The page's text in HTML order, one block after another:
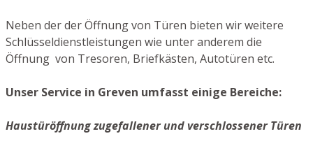
Neben der der Öffnung von Türen bieten wir weitere
Schlüsseldienstleistungen wie unter anderem die
Öffnung von Tresoren, Briefkästen, Autotüren etc.
Unser Service in Greven umfasst einige Bereiche:
Haustüröffnung zugefallener und verschlossener Türen